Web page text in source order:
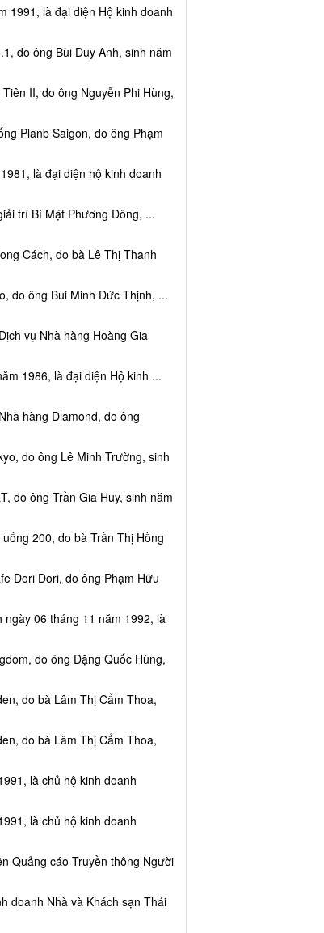
1991, là đại diện Hộ kinh doanh
do ông Bùi Duy Anh, sinh năm
II, do ông Nguyễn Phi Hùng,
Planb Saigon, do ông Phạm
là đại diện hộ kinh doanh
trí Bí Mật Phương Đông, ...
Cách, do bà Lê Thị Thanh
do ông Bùi Minh Đức Thịnh, ...
vụ Nhà hàng Hoàng Gia
1986, là đại diện Hộ kinh ...
hàng Diamond, do ông
do ông Lê Minh Trường, sinh
do ông Trần Gia Huy, sinh năm
200, do bà Trần Thị Hồng
Dori Dori, do ông Phạm Hữu
06 tháng 11 năm 1992, là
do ông Đặng Quốc Hùng,
do bà Lâm Thị Cẩm Thoa,
do bà Lâm Thị Cẩm Thoa,
là chủ hộ kinh doanh
là chủ hộ kinh doanh
Quảng cáo Truyền thông Người
doanh Nhà và Khách sạn Thái